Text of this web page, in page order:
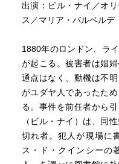
出演：ビル・ナイ／オ
ス／マリア・バルベルデ
1880年のロンドン、ラ
が起こる。被害者は娼
通点はなく、動機は不
がユダヤ人であったた
る。事件を前任者から
（ビル・ナイ）は、同
切れ者。犯人が現場に
ス・ド・クインシーの